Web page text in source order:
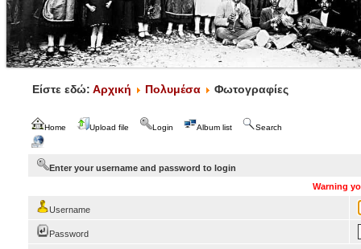
Είστε εδώ: Αρχική Πολυμέσα Φωτογραφίες
Home Upload file Login Album list Search
Enter your username and password to login
Warning
Username
Password